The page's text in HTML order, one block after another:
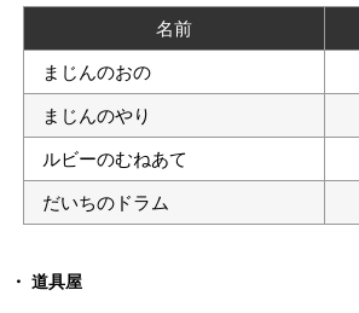
名前
まじんのおの
まじんのやり
ルビーのむねあて
だいちのドラム
道具屋